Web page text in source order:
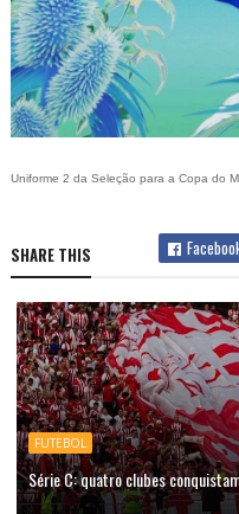
Uniforme 2 da Seleção para a Copa do
SHARE THIS
FUTEBOL
Série C: quatro clubes